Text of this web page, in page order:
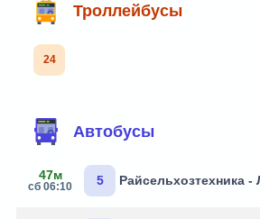
Троллейбусы
24
Автобусы
47м
сб 06:10 5 Райсельхозтехника -